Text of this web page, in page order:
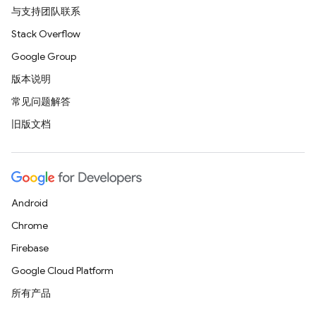
与支持团队联系
Stack Overflow
Google Group
版本说明
常见问题解答
旧版文档
Android
Chrome
Firebase
Google Cloud Platform
所有产品